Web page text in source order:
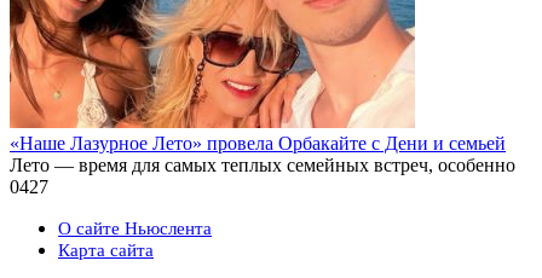
«Наше Лазурное Лето» провела Орбакайте с Дени и семьей
Лето — время для самых теплых семейных встреч, особенно
0427
О сайте Ньюслента
Карта сайта